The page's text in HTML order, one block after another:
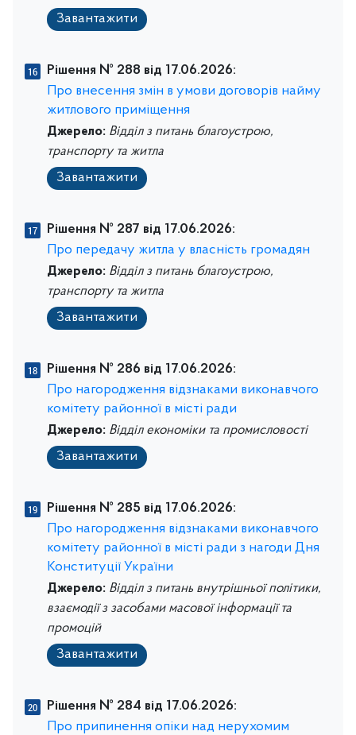
Завантажити
Рішення № 288 від 17.06.2026:
Про внесення змін в умови договорів найму
житлового приміщення
Джерело: Відділ з питань благоустрою,
транспорту та житла
Завантажити
Рішення № 287 від 17.06.2026:
Про передачу житла у власність громадян
Джерело: Відділ з питань благоустрою,
транспорту та житла
Завантажити
Рішення № 286 від 17.06.2026:
Про нагородження відзнаками виконавчого
комітету районної в місті ради
Джерело: Відділ економіки та промисловості
Завантажити
Рішення № 285 від 17.06.2026:
Про нагородження відзнаками виконавчого
комітету районної в місті ради з нагоди Дня
Конституції України
Джерело: Відділ з питань внутрішньої політики,
взаємодії з засобами масової інформації та
промоцій
Завантажити
Рішення № 284 від 17.06.2026:
Про припинення опіки над нерухомим